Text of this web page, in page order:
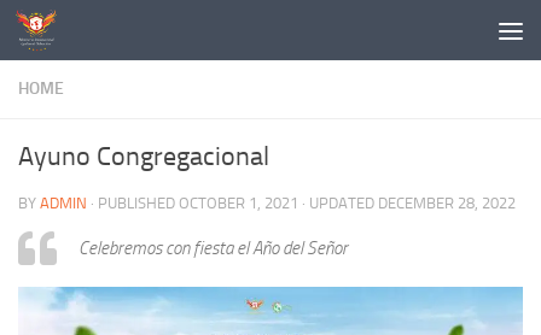
Skip to content
HOME
Ayuno Congregacional
BY ADMIN · PUBLISHED OCTOBER 1, 2021 · UPDATED DECEMBER 28, 2022
Celebremos con fiesta el Año del Señor